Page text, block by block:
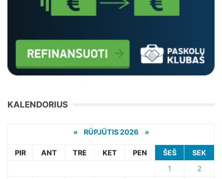
KALENDORIUS
« RŪPJŪTIS 2026 »
PIR ANT TRE KET PEN ŠEŠ
SEK
1
2